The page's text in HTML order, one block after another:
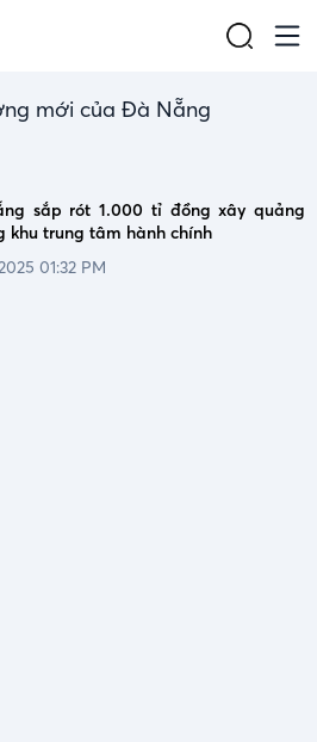
mới của Đà Nẵng
sắp rót 1.000 tỉ đồng xây quảng
khu trung tâm hành chính
01:32 PM